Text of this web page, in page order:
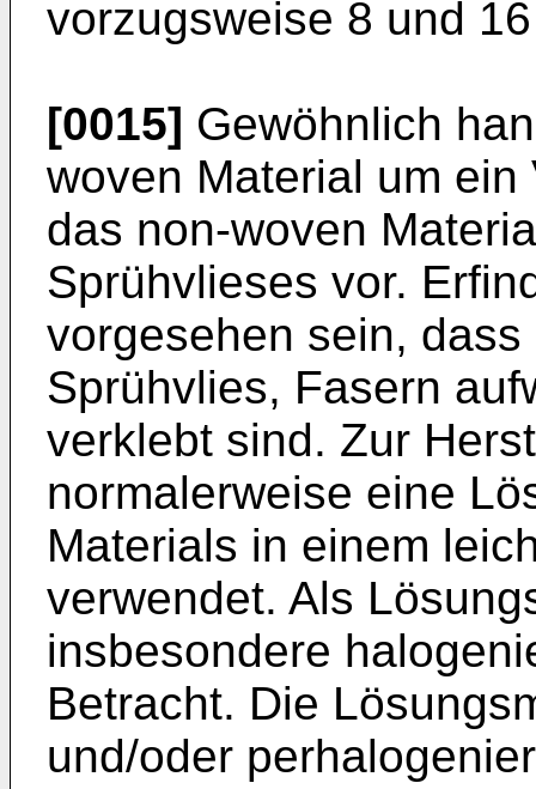
vorzugsweise 8 und
[0015] Gewöhnlich
woven Material um
das non-woven
Sprühvlieses vor.
vorgesehen sein,
Sprühvlies, Fasern
verklebt sind. Zur
normalerweise eine
Materials in einem
verwendet. Als
insbesondere
Betracht. Die
und/oder